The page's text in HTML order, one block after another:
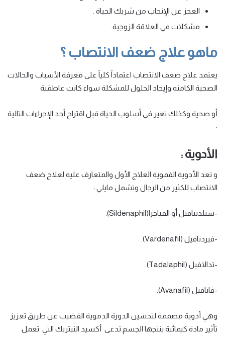
العجز عن الإنجاب من شريك الحياة .
مشكلات في العلاقة الزوجية .
ماهو علاج ضعف الانتصاب ؟
يعتمد علاج ضعف الانتصاب اعتماداً كلياً على معرفة الأسباب والحالات
الصحية الكامنه وإيجاد الحلول للمشكلة سواء كانت عاطفية
أو صحية وكذلك تغير في أسلوب الحياة قبل اقتراح أحد الإجراءات التالية
:
الأدوية :
و تعد الأدوية الفموية العلاج الأول والمتعارف عليه لعلاج ضعف
الانتصاب للكثير من الرجال وتشمل مايلي :
-سيلدينافيل أو الفياجرا(Sildenaphil).
-فيردنافيل (Vardenafil).
-تدالافيل (Tadalaphil).
-ﭬانافيل (Avanafil).
وهي أدوية مصممة لتحسين الدورة الدموية القضيب عن طريق تعزيز
تأثير مادة كيمائية ينتجها الجسم تدعى أكسيد النيتريك التي تعمل